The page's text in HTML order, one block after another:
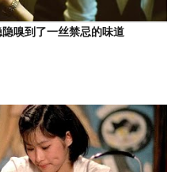
嗅到了一丝禁忌的味道